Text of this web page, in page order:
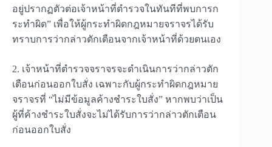
อยู่ปรากฏตัวต่อเจ้าหน้าที่ตำรวจในทันทีที่พบการก
ระทำผิด” เพื่อให้ผู้กระทำผิดกฎหมายจราจรได้รับ
ทราบการว่ากล่าวตักเตือนจากเจ้าหน้าที่ด้วยตนเอง
2. เจ้าหน้าที่ตำรวจจราจรจะดำเนินการว่ากล่าวตัก
เตือนก่อนออกใบสั่ง เฉพาะกับผู้กระทำผิดกฎหมาย
จราจรที่ “ไม่มีข้อมูลค้างชำระใบสั่ง” หากพบว่าเป็น
ผู้ที่ค้างชำระใบสั่งจะไม่ได้รับการว่ากล่าวตักเตือน
ก่อนออกใบสั่ง